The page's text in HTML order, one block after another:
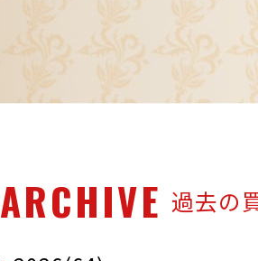
ARCHIVE 過去の